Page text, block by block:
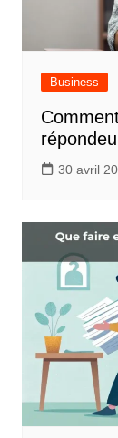
Business
30 avril